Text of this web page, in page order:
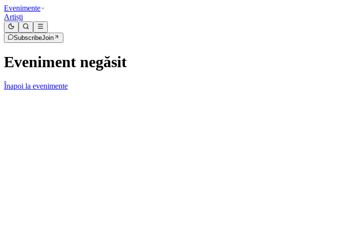
Evenimente
Artiști
SubscribeJoin
Eveniment negăsit
Înapoi la evenimente